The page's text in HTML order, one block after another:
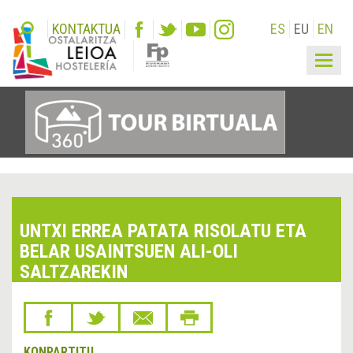
KONTAKTUA ES EU EN
UNTXI ERREA PATATA RISOLATU ETA
BELAR USAINTSUEN ALI-OLI
SALTZAREKIN